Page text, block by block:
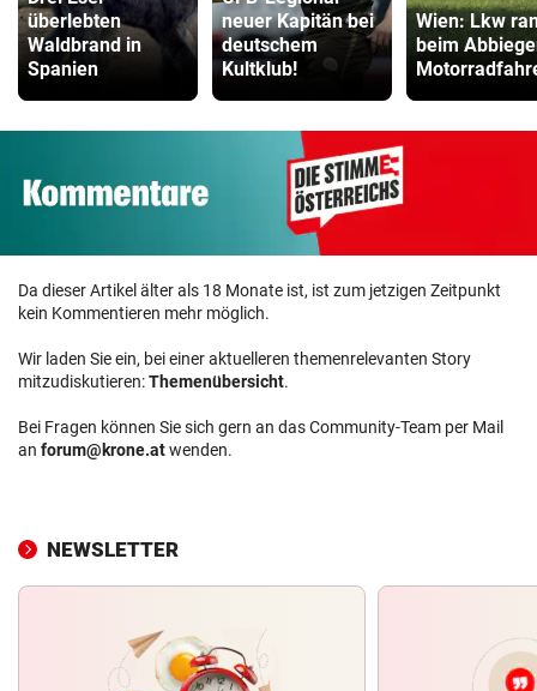
überlebten
Waldbrand in
Spanien
neuer Kapitän bei
deutschem
Kultklub!
Wien: Lkw
beim
Da dieser Artikel älter als 18 Monate ist, ist zum jetzigen Zeitpunkt
kein Kommentieren mehr möglich.
Wir laden Sie ein, bei einer aktuelleren themenrelevanten Story
mitzudiskutieren:Themenübersicht.
Bei Fragen können Sie sich gern an das Community-Team per Mail
an forum@krone.atwenden.
NEWSLETTER